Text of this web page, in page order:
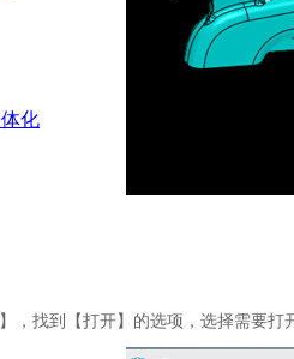
化
，找到【打开】的选项，选择需要